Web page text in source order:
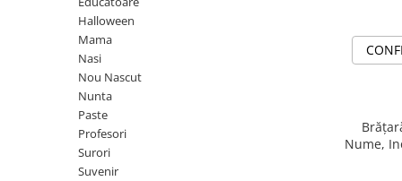
Brelocuri Personalizate
Semn de carte
Card metalic
Cadouri Copii
Cadouri pentru Craciun
Halloween
Mama
Nasi
Nou Nascut
Nunta
Paste
Profesori
Surori
Suvenir
Nume,